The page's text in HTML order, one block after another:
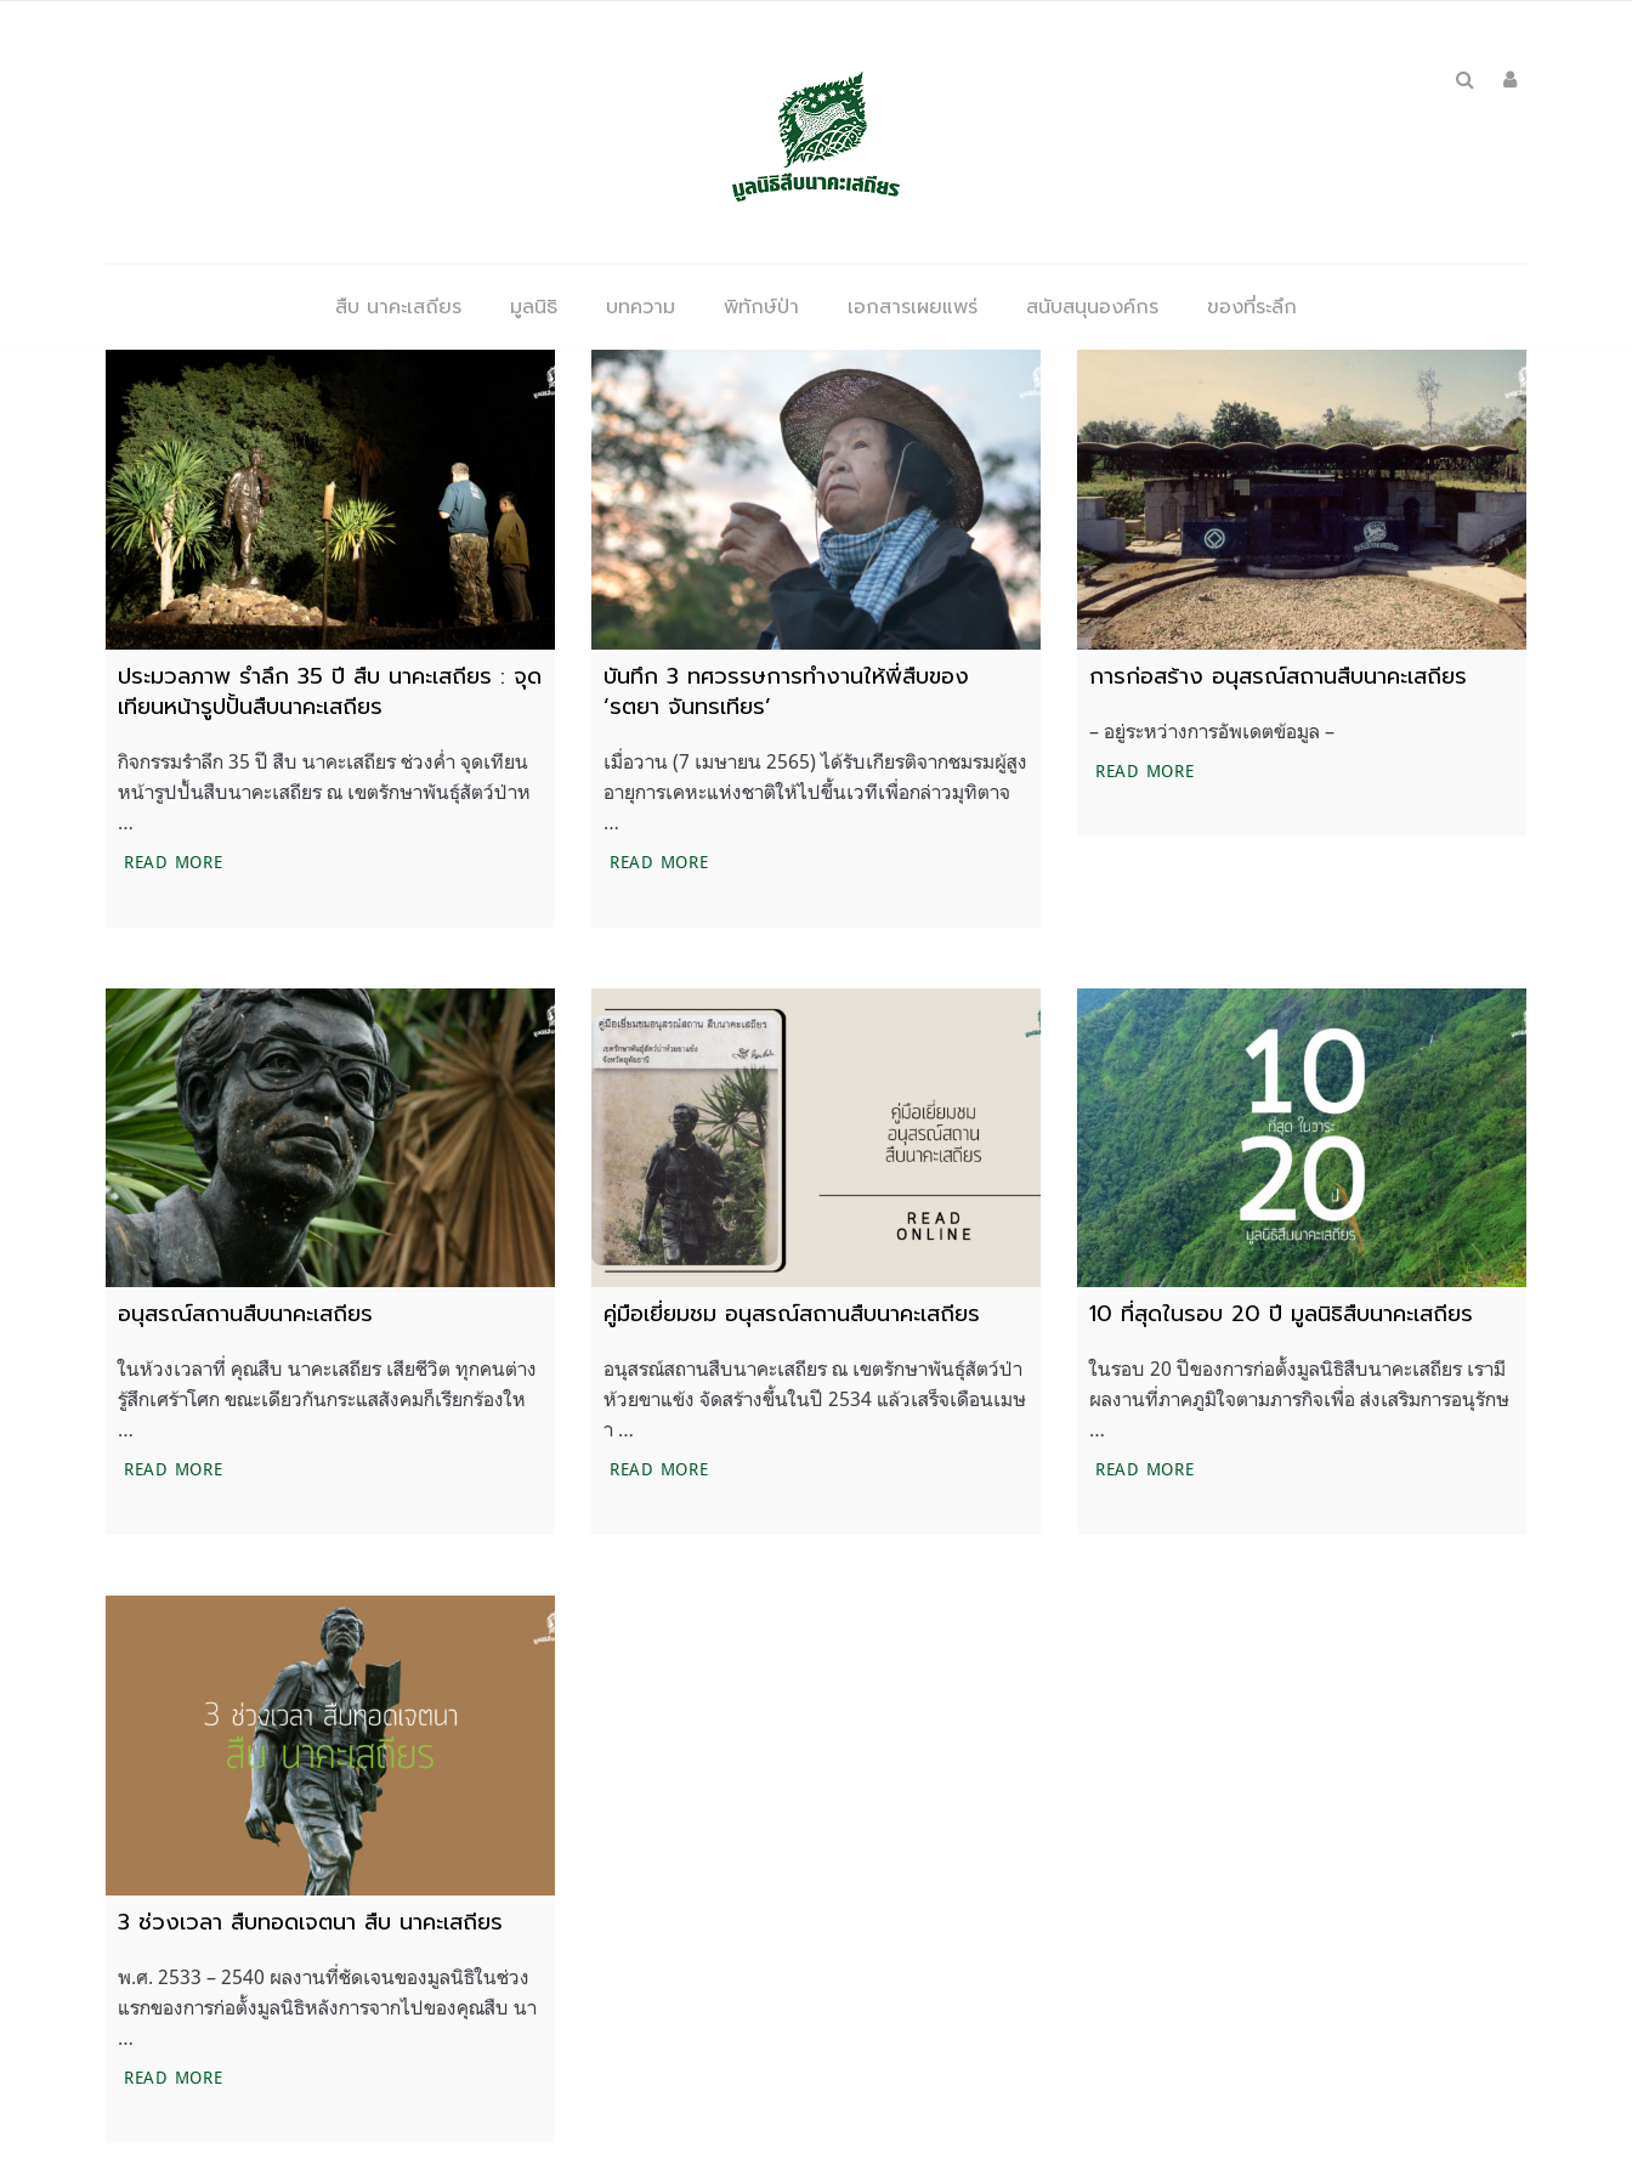
สืบ นาคะเสถียร มูลนิธิ บทความ พิทักษ์ป่า เอกสารเผยแพร่ สนับสนุนองค์กร ของที่ระลึก
ประมวลภาพ รำลึก 35 ปี สืบ นาคะเสถียร : จุด
เทียนหน้ารูปปั้นสืบนาคะเสถียร
กิจกรรมรำลึก 35 ปี สืบ นาคะเสถียร ช่วงค่ำ จุดเทียน
หน้ารูปปั้นสืบนาคะเสถียร ณ เขตรักษาพันธุ์สัตว์ป่าห
…
READ MOREประมวลภาพ รำลึก 35 ปี สืบ นาคะเสถียร : จุดเทียนหน้ารูปปั้นสืบนาคะเสถียร
บันทึก 3 ทศวรรษการทำงานให้พี่สืบของ
‘รตยา จันทรเทียร’
เมื่อวาน (7 เมษายน 2565) ได้รับเกียรติจากชมรมผู้สูง
อายุการเคหะแห่งชาติให้ไปขึ้นเวทีเพื่อกล่าวมุทิตาจ
…
READ MOREบันทึก 3 ทศวรรษการทำงานให้พี่สืบของ ‘รตยา จันทรเทียร’
การก่อสร้าง อนุสรณ์สถานสืบนาคะเสถียร
– อยู่ระหว่างการอัพเดตข้อมูล –
READ MOREการก่อสร้าง อนุสรณ์สถานสืบนาคะเสถียร
อนุสรณ์สถานสืบนาคะเสถียร
ในห้วงเวลาที่ คุณสืบ นาคะเสถียร เสียชีวิต ทุกคนต่าง
รู้สึกเศร้าโศก ขณะเดียวกันกระแสสังคมก็เรียกร้องให
…
READ MOREอนุสรณ์สถานสืบนาคะเสถียร
คู่มือเยี่ยมชม อนุสรณ์สถานสืบนาคะเสถียร
อนุสรณ์สถานสืบนาคะเสถียร ณ เขตรักษาพันธุ์สัตว์ป่า
ห้วยขาแข้ง จัดสร้างขึ้นในปี 2534 แล้วเสร็จเดือนเมษ
า …
READ MOREคู่มือเยี่ยมชม อนุสรณ์สถานสืบนาคะเสถียร
10 ที่สุดในรอบ 20 ปี มูลนิธิสืบนาคะเสถียร
ในรอบ 20 ปีของการก่อตั้งมูลนิธิสืบนาคะเสถียร เรามี
ผลงานที่ภาคภูมิใจตามภารกิจเพื่อ ส่งเสริมการอนุรักษ
…
READ MORE10 ที่สุดในรอบ 20 ปี มูลนิธิสืบนาคะเสถียร
3 ช่วงเวลา สืบทอดเจตนา สืบ นาคะเสถียร
พ.ศ. 2533 – 2540 ผลงานที่ชัดเจนของมูลนิธิในช่วง
แรกของการก่อตั้งมูลนิธิหลังการจากไปของคุณสืบ นา
…
READ MORE3 ช่วงเวลา สืบทอดเจตนา สืบ นาคะเสถียร